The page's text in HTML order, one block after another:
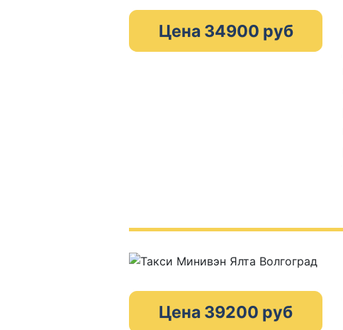
Цена 34900 руб
Цена 39200 руб